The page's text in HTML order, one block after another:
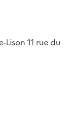
Lison 11 rue du